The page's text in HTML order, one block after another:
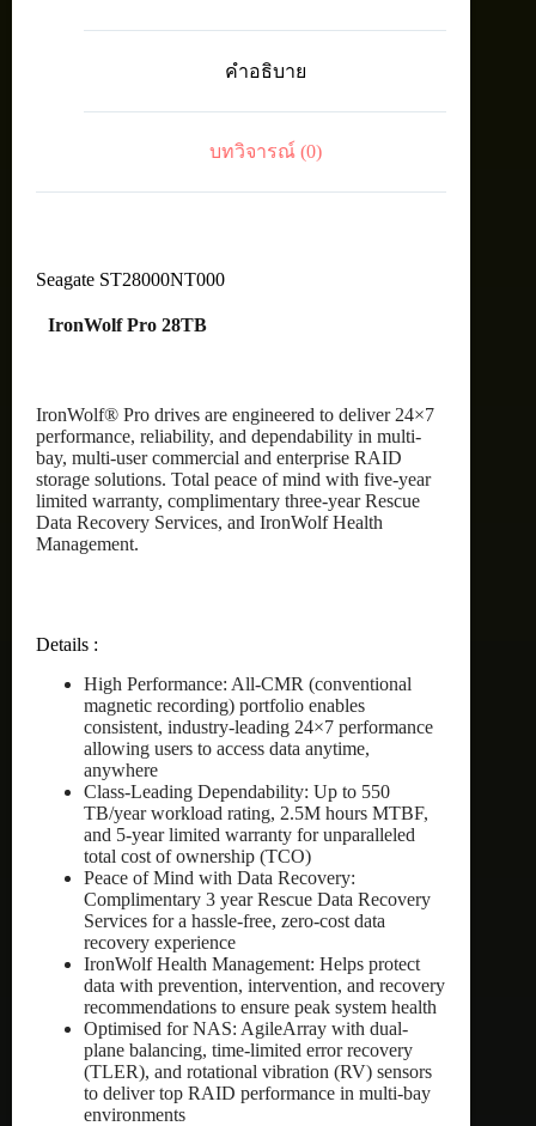
คำอธิบาย
บทวิจารณ์ (0)
Seagate ST28000NT000
IronWolf Pro 28TB
IronWolf® Pro drives are engineered to deliver 24×7
performance, reliability, and dependability in multi-
bay, multi-user commercial and enterprise RAID
storage solutions. Total peace of mind with five-year
limited warranty, complimentary three-year Rescue
Data Recovery Services, and IronWolf Health
Management.
Details :
High Performance: All-CMR (conventional
magnetic recording) portfolio enables
consistent, industry-leading 24×7 performance
allowing users to access data anytime,
anywhere
Class-Leading Dependability: Up to 550
TB/year workload rating, 2.5M hours MTBF,
and 5-year limited warranty for unparalleled
total cost of ownership (TCO)
Peace of Mind with Data Recovery:
Complimentary 3 year Rescue Data Recovery
Services for a hassle-free, zero-cost data
recovery experience
IronWolf Health Management: Helps protect
data with prevention, intervention, and recovery
recommendations to ensure peak system health
Optimised for NAS: AgileArray with dual-
plane balancing, time-limited error recovery
(TLER), and rotational vibration (RV) sensors
to deliver top RAID performance in multi-bay
environments